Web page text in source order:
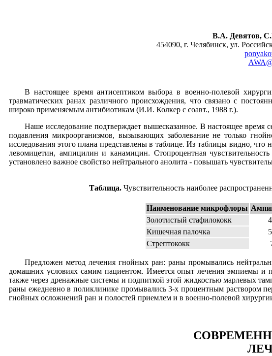
В.А. Девятов,
454090, г. Челябинск, ул.
В настоящее время антисептиком выбора в военно-полевой
травматических ранах различного происхождения, что связано с
широко применяемым антибиотикам (И.И. Колкер с соавт., 1988 г.).
Наше исследование подтверждает вышесказанное. В настоящее время
подавления микроорганизмов, вызывающих заболевание не только
исследования этого плана представлены в таблице. Из таблицы видно,
левомицетин, ампицилин и канамицин. Стопроцентная
установлено важное свойство нейтрального анолита - повышать
Таблица. Чувствительность наиболее
Наименование микрофлоры
Золотистый стафилококк
Кишечная палочка
Стрептококк
Предложен метод лечения гнойных ран: раны промывались
домашних условиях самим пациентом. Имеется опыт лечения эмпиемы и
также через дренажные системы и подпиткой этой жидкостью марлевых
раны ежедневно в поликлинике промывались 3-х процентным раствором
гнойных осложнений ран и полостей приемлем и в военно-полевой